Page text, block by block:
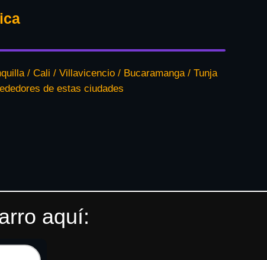
/ Cali / Villavicencio / Bucaramanga / Tunja
de estas ciudades
aquí: